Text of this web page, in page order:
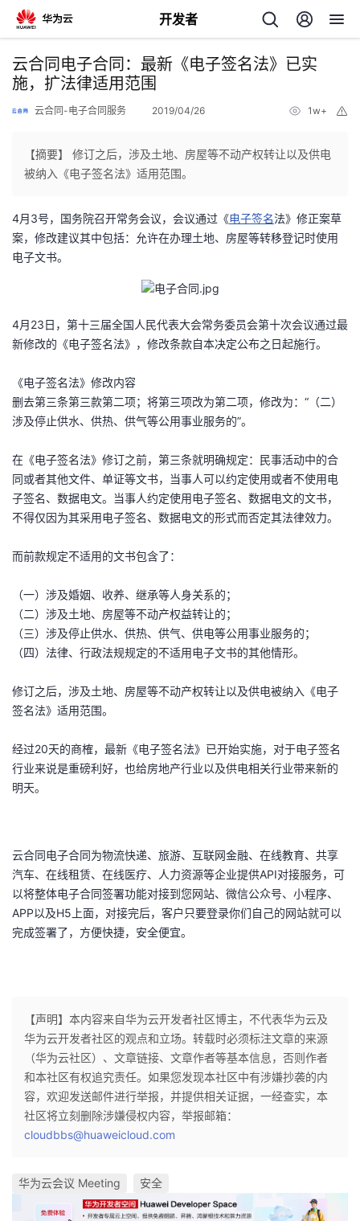
开发者
返
回
人
我
发
者
我
的
博
我
的
我
子
直
播
的
活
动
我
的
关
我
的
发
学
堂
我
课
程
的
认
证
我
的
实
验
我
的
收
我
Programs
的
持
我
的
支
持
我
声
建
云合同电子合同：最新《电子签名法》已实
施，扩法律适用范围
云合同-电子合同服务 2019/04/26 1w+
【摘要】 修订之后，涉及土地、房屋等不动产权转让以及供电
被纳入《电子签名法》适用范围。
4月3号，国务院召开常务会议，会议通过《电子签名法》修正案草
案，修改建议其中包括：允许在办理土地、房屋等转移登记时使用
电子文书。
4月23日，第十三届全国人民代表大会常务委员会第十次会议通过最
新修改的《电子签名法》，修改条款自本决定公布之日起施行。
《电子签名法》修改内容
删去第三条第三款第二项；将第三项改为第二项，修改为：“（二）
涉及停止供水、供热、供气等公用事业服务的”。
在《电子签名法》修订之前，第三条就明确规定：民事活动中的合
同或者其他文件、单证等文书，当事人可以约定使用或者不使用电
子签名、数据电文。当事人约定使用电子签名、数据电文的文书，
不得仅因为其采用电子签名、数据电文的形式而否定其法律效力。
而前款规定不适用的文书包含了：
（一）涉及婚姻、收养、继承等人身关系的；
（二）涉及土地、房屋等不动产权益转让的；
（三）涉及停止供水、供热、供气、供电等公用事业服务的；
（四）法律、行政法规规定的不适用电子文书的其他情形。
修订之后，涉及土地、房屋等不动产权转让以及供电被纳入《电子
签名法》适用范围。
经过20天的商榷，最新《电子签名法》已开始实施，对于电子签名
行业来说是重磅利好，也给房地产行业以及供电相关行业带来新的
明天。
云合同电子合同为物流快递、旅游、互联网金融、在线教育、共享
汽车、在线租赁、在线医疗、人力资源等企业提供API对接服务，可
以将整体电子合同签署功能对接到您网站、微信公众号、小程序、
APP以及H5上面，对接完后，客户只要登录你们自己的网站就可以
完成签署了，方便快捷，安全便宜。
【声明】本内容来自华为云开发者社区博主，不代表华为云及
华为云开发者社区的观点和立场。转载时必须标注文章的来源
（华为云社区）、文章链接、文章作者等基本信息，否则作者
和本社区有权追究责任。如果您发现本社区中有涉嫌抄袭的内
容，欢迎发送邮件进行举报，并提供相关证据，一经查实，本
社区将立刻删除涉嫌侵权内容，举报邮箱：
cloudbbs@huaweicloud.com
华为云会议 Meeting 安全